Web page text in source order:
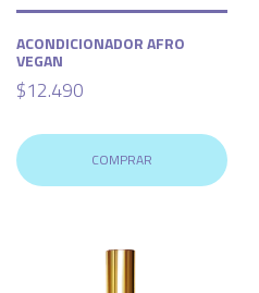
ACONDICIONADOR AFRO
VEGAN
$12.490
COMPRAR